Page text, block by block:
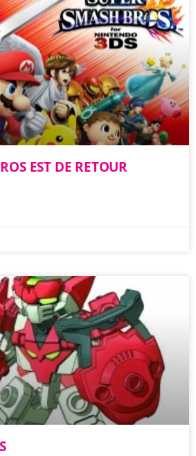
EST DE RETOUR